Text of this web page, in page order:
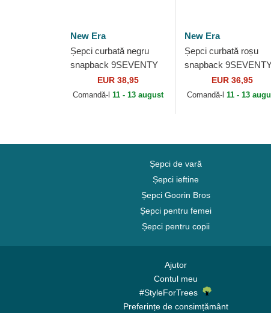
New Era
Șepci curbată negru
snapback 9SEVENTY
Stretch Snap Print de
Ducati Motor MotoGP
EUR 38,95
Comandă-l 11 - 13 august
New Era
Șepci curbată roșu
snapback
Stretch Snap Core de
Ducati Motor MotoGP
EUR 36,95
Comandă-l 11 - 13
Șepci de vară
Șepci ieftine
Șepci Goorin Bros
Șepci pentru femei
Șepci pentru copii
Ajutor
Contul meu
#StyleForTrees
Preferințe de consimțământ